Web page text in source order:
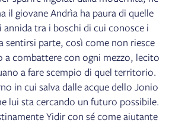
il giovane Andrìa ha paura di quelle
tra i boschi di cui conosce i
sentirsi parte, così come non riesce
a combattere con ogni mezzo, lecito
a fare scempio di quel territorio.
in cui salva dalle acque dello Jonio
lui sta cercando un futuro possibile.
Yidir con sé come aiutante